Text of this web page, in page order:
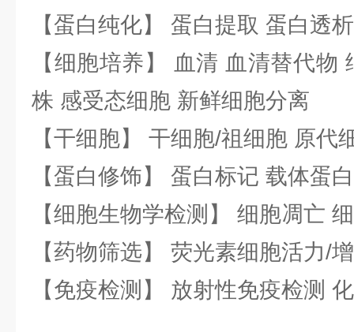
【蛋白纯化】 蛋白提取 蛋白透
【细胞培养】 血清 血清替代物
株 感受态细胞 新鲜细胞分离
【干细胞】 干细胞/祖细胞 原代
【蛋白修饰】 蛋白标记 载体蛋
【细胞生物学检测】 细胞凋亡
【药物筛选】 荧光素细胞活力/
【免疫检测】 放射性免疫检测